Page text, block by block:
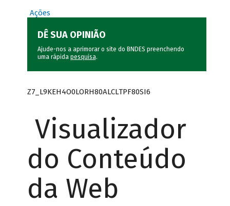
Ações
DÊ SUA OPINIÃO
Ajude-nos a aprimorar o site do BNDES preenchendo
uma rápida pesquisa.
Z7_L9KEH4O0LORH80ALCLTPF80SI6
Visualizador
do Conteúdo
da Web